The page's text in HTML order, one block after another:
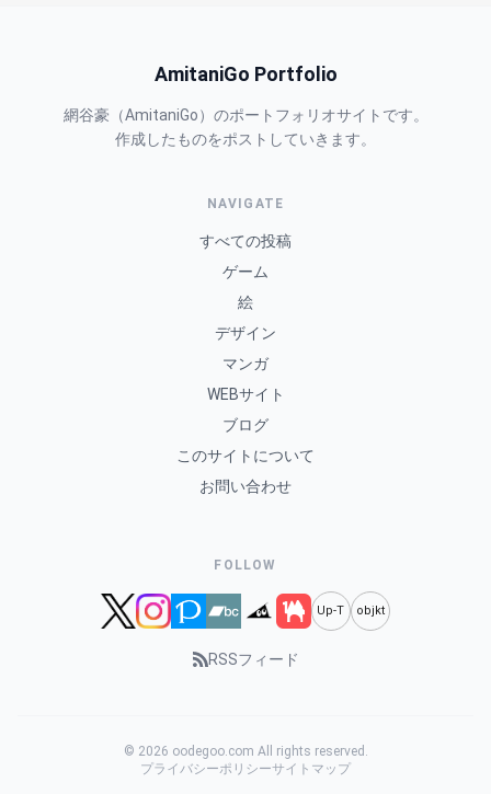
AmitaniGo Portfolio
網谷豪（AmitaniGo）のポートフォリオサイトです。
作成したものをポストしていきます。
NAVIGATE
すべての投稿
ゲーム
絵
デザイン
マンガ
WEBサイト
ブログ
このサイトについて
お問い合わせ
FOLLOW
Up-T objkt
RSSフィード
© 2026 oodegoo.com All rights reserved.
プライバシーポリシーサイトマップ